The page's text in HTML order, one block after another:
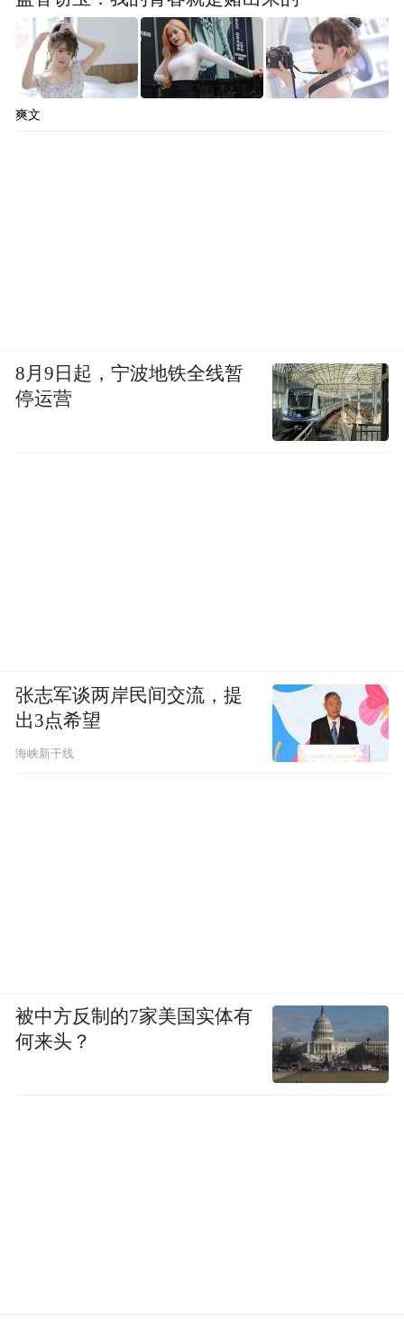
爽文
8月9日起，宁波地铁全线暂
停运营
张志军谈两岸民间交流，提
出3点希望
海峡新干线
被中方反制的7家美国实体有
何来头？